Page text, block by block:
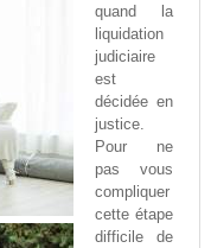
quand la
liquidation
judiciaire
est
décidée en
justice.
Pour ne
pas vous
compliquer
cette étape
difficile de